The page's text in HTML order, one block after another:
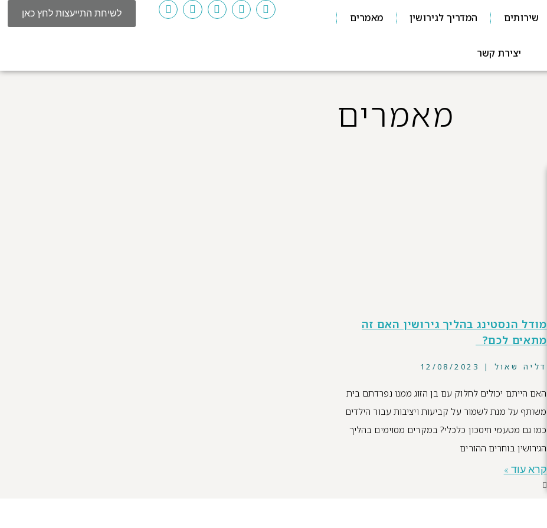
שירותים המדריך לגירושין מאמרים
יצירת קשר
לשיחת התייעצות לחץ כאן
מאמרים
מודל הנסטינג בהליך גירושין האם זה
מתאים לכם?
דליה שאול
האם הייתם יכולים לחלוק עם בן הזוג ממנו נפרדתם בית
משותף על מנת לשמור על קביעות ויציבות עבור הילדים
כמו גם מטעמי חיסכון כלכלי? במקרים מסוימים בהליך
הגירושין בוחרים ההורים
קרא עוד »